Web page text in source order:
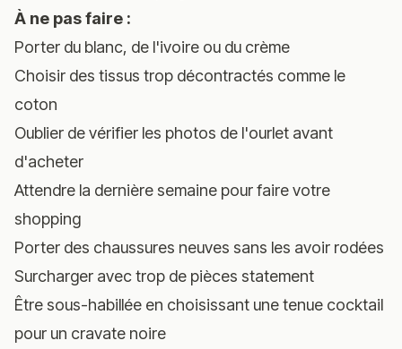
À ne pas faire :
Porter du blanc, de l'ivoire ou du crème
Choisir des tissus trop décontractés comme le
coton
Oublier de vérifier les photos de l'ourlet avant
d'acheter
Attendre la dernière semaine pour faire votre
shopping
Porter des chaussures neuves sans les avoir rodées
Surcharger avec trop de pièces statement
Être sous-habillée en choisissant une tenue cocktail
pour un cravate noire